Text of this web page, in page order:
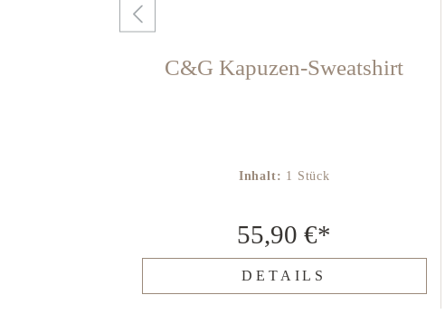
C&G Kapuzen-Sweatshirt
Inhalt: 1 Stück
55,90 €*
DETAILS